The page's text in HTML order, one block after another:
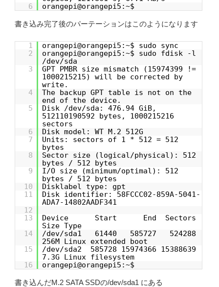
6
orangepi@orangepi5:~$
書き込み完了後のパーテーションはこのようになります
1
orangepi@orangepi5:~$ sudo sync
2
orangepi@orangepi5:~$ sudo fdisk -l
/dev/sda
3
GPT PMBR size mismatch (15974399 !=
1000215215) will be corrected by
write.
4
The backup GPT table is not on the
end of the device.
5
Disk /dev/sda: 476.94 GiB,
512110190592 bytes, 1000215216
sectors
6
Disk model: WT M.2 512G
7
Units: sectors of 1 * 512 = 512
bytes
8
Sector size (logical/physical): 512
bytes / 512 bytes
9
I/O size (minimum/optimal): 512
bytes / 512 bytes
10
Disklabel type: gpt
11
Disk identifier: 58FCCC02-859A-5041-
ADA7-14802AADF341
12
13
Device Start End Sectors
Size Type
14
/dev/sda1 61440 585727 524288
256M Linux extended boot
15
/dev/sda2 585728 15974366 15388639
7.3G Linux filesystem
16
orangepi@orangepi5:~$
書き込んだM.2 SATA SSDの/dev/sda1 にある